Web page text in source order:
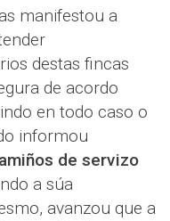
manifestou a
destas fincas
de acordo
en todo caso o
informou
de servizo
a súa
avanzou que a